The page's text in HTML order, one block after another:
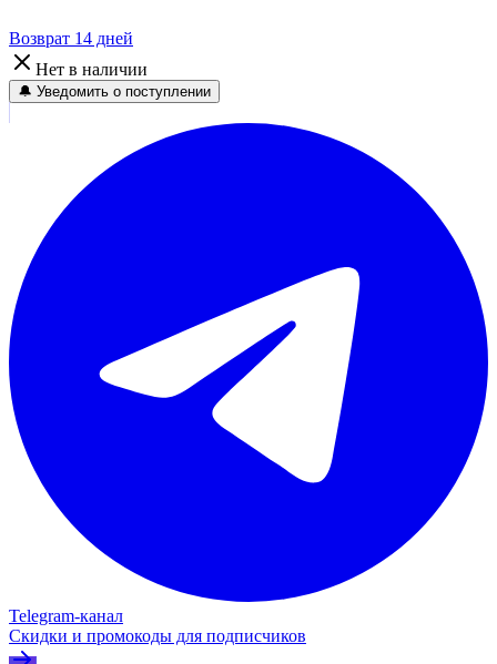
Возврат 14 дней
Нет в наличии
🔔 Уведомить о поступлении
Telegram‑канал
Скидки и промокоды для подписчиков